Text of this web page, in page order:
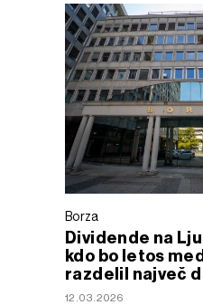
Borza
Dividende na
kdo bo letos
razdelil največ
12.03.2026